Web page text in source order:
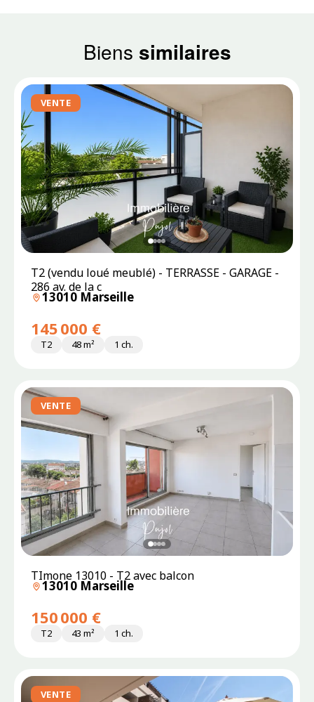
Biens similaires
VENTE
T2 (vendu loué meublé) - TERRASSE - GARAGE -
286 av. de la c
13010 Marseille
145 000 €
T2 48 m² 1 ch.
VENTE
TImone 13010 - T2 avec balcon
13010 Marseille
150 000 €
T2 43 m² 1 ch.
VENTE